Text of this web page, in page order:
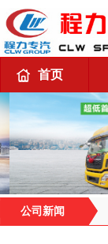
首页
公司新闻